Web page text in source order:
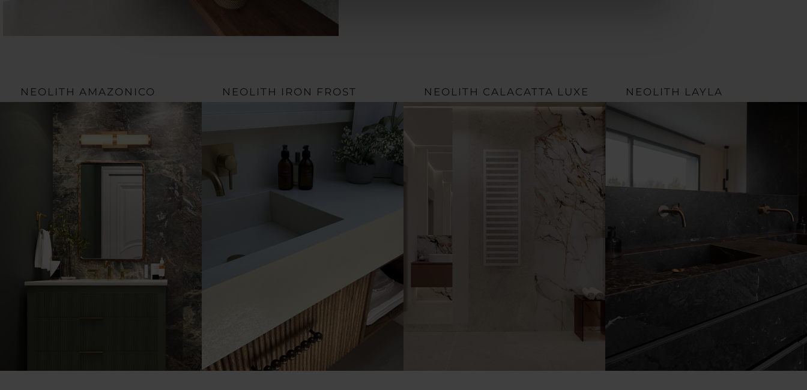
NEOLITH AMAZONICO NEOLITH IRON FROST NEOLITH CALACATTA LUXE NEOLITH LAYLA